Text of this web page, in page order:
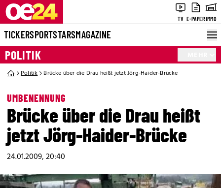
TV E-PAPERIMMO
TICKERSPORTSTARSMAGAZINE
POLITIK
Politik Brücke über die Drau heißt jetzt Jörg-Haider-Brücke
UMBENENNUNG
Brücke über die Drau heißt
jetzt Jörg-Haider-Brücke
24.01.2009, 20:40